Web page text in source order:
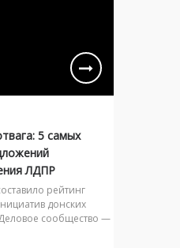
5 самых
ЛДПР
рейтинг
донских
сообщество —